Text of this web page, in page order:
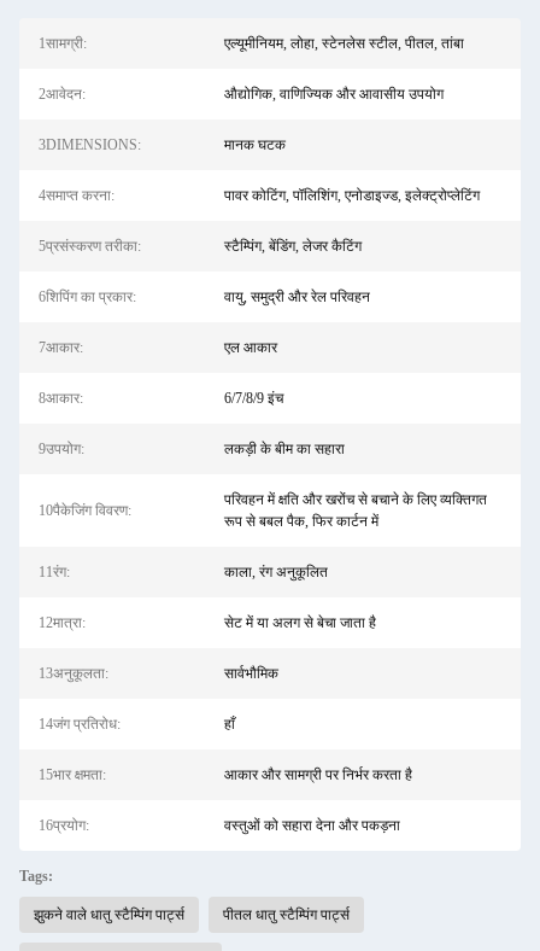
1सामग्री: एल्यूमीनियम, लोहा, स्टेनलेस स्टील, पीतल, तांबा
2आवेदन: औद्योगिक, वाणिज्यिक और आवासीय उपयोग
3DIMENSIONS: मानक घटक
4समाप्त करना: पावर कोटिंग, पॉलिशिंग, एनोडाइज्ड, इलेक्ट्रोप्लेटिंग
5प्रसंस्करण तरीका: स्टैम्पिंग, बेंडिंग, लेजर कैटिंग
6शिपिंग का प्रकार: वायु, समुद्री और रेल परिवहन
7आकार: एल आकार
8आकार: 6/7/8/9 इंच
9उपयोग: लकड़ी के बीम का सहारा
10पैकेजिंग विवरण:
परिवहन में क्षति और खरोंच से बचाने के लिए व्यक्तिगत
रूप से बबल पैक, फिर कार्टन में
11रंग: काला, रंग अनुकूलित
12मात्रा: सेट में या अलग से बेचा जाता है
13अनुकूलता: सार्वभौमिक
14जंग प्रतिरोध: हाँ
15भार क्षमता: आकार और सामग्री पर निर्भर करता है
16प्रयोग: वस्तुओं को सहारा देना और पकड़ना
Tags:
झुकने वाले धातु स्टैम्पिंग पार्ट्स पीतल धातु स्टैम्पिंग पार्ट्स